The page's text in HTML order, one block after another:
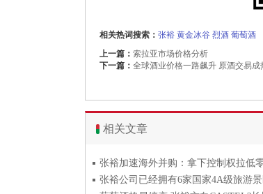
相关热词搜索： 张裕 黄金冰谷 烈酒 葡萄酒
上一篇： 索拉亚市场价格分析
下一篇： 全球酒业价格一路飙升 原酒交易成
相关文章
张裕加速海外并购：拿下控制权拉低
张裕公司已经拥有6家国家4A级旅游景